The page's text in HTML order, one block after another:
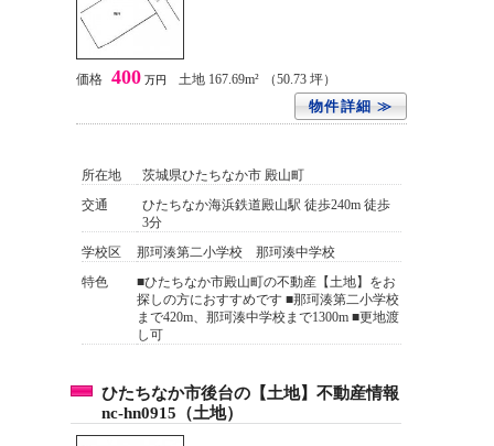
価格 400 万円 土地 167.69m² （50.73 坪）
物件詳細 ≫
所在地
茨城県ひたちなか市 殿山町
交通
ひたちなか海浜鉄道殿山駅 徒歩240m 徒歩
3分
学校区
那珂湊第二小学校 那珂湊中学校
特色
■ひたちなか市殿山町の不動産【土地】をお
探しの方におすすめです ■那珂湊第二小学校
まで420m、那珂湊中学校まで1300m ■更地渡
し可
ひたちなか市後台の【土地】不動産情報
nc-hn0915（土地）